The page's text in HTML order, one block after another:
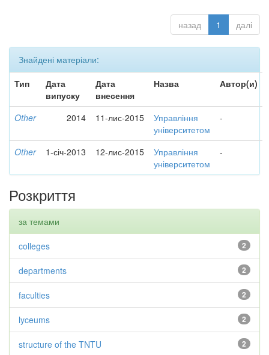
назад 1 далі
Знайдені матеріали:
Тип
Дата
випуску
Дата
внесення
Назва Автор(и)
Other 2014 11-лис-2015
Управління
університетом
-
Other 1-січ-2013 12-лис-2015
Управління
університетом
-
Розкриття
за темами
2
colleges
2
departments
2
faculties
2
lyceums
2
structure of the TNTU